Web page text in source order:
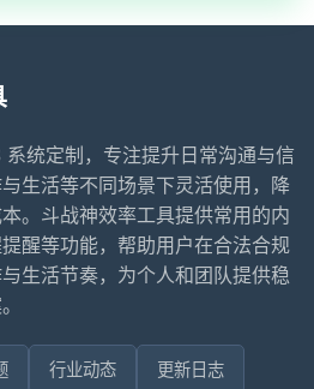
统定制，专注提升日常沟通与信
生活等不同场景下灵活使用，降
。斗战神效率工具提供常用的内
醒等功能，帮助用户在合法合规
生活节奏，为个人和团队提供稳
行业动态 更新日志